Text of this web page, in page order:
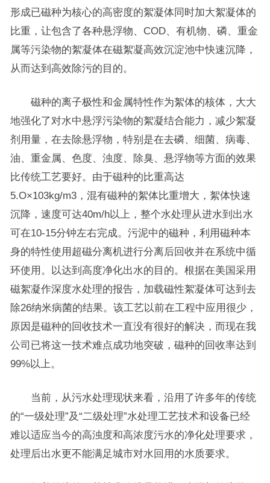
形成已磁种为核心的高密度的絮凝体同时加大絮凝体的
比重，让包含了各种悬浮物、COD、有机物、磷、重金
属等污染物的絮凝体在磁絮凝高效沉淀池中快速沉降，
从而达到高效除污的目的。
磁种的离子极性和金属特性作为絮体的核体，大大
地强化了对水中悬浮污染物的絮凝结合能力，减少絮凝
剂用量，在去除悬浮物，特别是在去磷、细菌、病毒、
油、重金属、色度、浊度、除臭、悬浮物等方面的效果
比传统工艺要好。由于磁种的比重高达
5.O×103kg/m3，混有磁种的絮体比重增大，絮体快速
沉降，速度可达40m/h以上，整个水处理从进水到出水
可在10-15分钟左右完成。污泥中的磁种，利用磁种本
身的特性使用超磁分离机进行分离后回收并在系统中循
环使用。以达到高度净化出水的目的。根据在美国采用
磁絮凝作深度水处理的报告，加载磁性絮凝体可达到去
除26纳米病菌的结果。该工艺以前在工程中应用很少，
原因是磁种的回收技术一直没有很好的解决，而现在我
公司已将这一技术难点成功地突破，磁种的回收率达到
99%以上。
当前，从污水处理现状来看，沿用了许多年的传统
的“一级处理”及“二级处理”水处理工艺技术和设备已经
难以适应当今的高浊度和高浓度污水的净化处理要求，
处理后出水更不能满足城市对水回用的水质要求。